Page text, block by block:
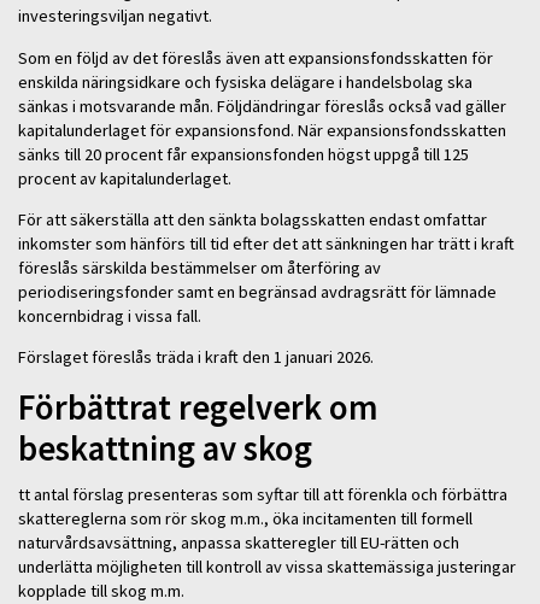
investeringsviljan negativt.
Som en följd av det föreslås även att expansionsfondsskatten för
enskilda näringsidkare och fysiska delägare i handelsbolag ska
sänkas i motsvarande mån. Följdändringar föreslås också vad gäller
kapitalunderlaget för expansionsfond. När expansionsfondsskatten
sänks till 20 procent får expansionsfonden högst uppgå till 125
procent av kapitalunderlaget.
För att säkerställa att den sänkta bolagsskatten endast omfattar
inkomster som hänförs till tid efter det att sänkningen har trätt i kraft
föreslås särskilda bestämmelser om återföring av
periodiseringsfonder samt en begränsad avdragsrätt för lämnade
koncernbidrag i vissa fall.
Förslaget föreslås träda i kraft den 1 januari 2026.
Förbättrat regelverk om
beskattning av skog
tt antal förslag presenteras som syftar till att förenkla och förbättra
skattereglerna som rör skog m.m., öka incitamenten till formell
naturvårdsavsättning, anpassa skatteregler till EU-rätten och
underlätta möjligheten till kontroll av vissa skattemässiga justeringar
kopplade till skog m.m.